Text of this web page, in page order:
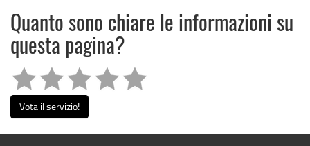
Quanto sono chiare le informazioni su
questa pagina?
Vota il servizio!